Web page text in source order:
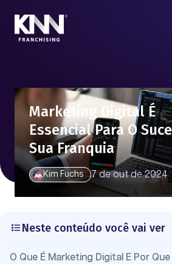
Marketing Digital É
Essencial Para O
Sua Franquia
Kim Fuchs 7 de out de 2024
Neste conteúdo você vai ver
O Que É Marketing Digital E Por